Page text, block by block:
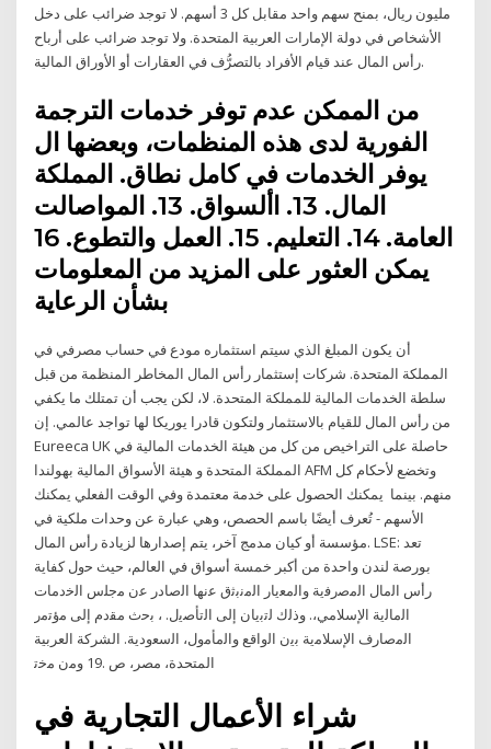
مليون ريال، بمنح سهم واحد مقابل كل 3 أسهم. لا توجد ضرائب على دخل
الأشخاص في دولة الإمارات العربية المتحدة. ولا توجد ضرائب على أرباح
رأس المال عند قيام الأفراد بالتصرُّف في العقارات أو الأوراق المالية.
من الممكن عدم توفر خدمات الترجمة
الفورية لدى هذه المنظمات، وبعضها ال
يوفر الخدمات في كامل نطاق. المملكة
المال. 13. األسواق. 13. المواصالت
العامة. 14. التعليم. 15. العمل والتطوع. 16
يمكن العثور على المزيد من المعلومات
بشأن الرعاية
أن يكون المبلغ الذي سيتم استثماره مودع في حساب مصرفي في
المملكة المتحدة. شركات إستثمار رأس المال المخاطر المنظمة من قبل
سلطة الخدمات المالية للمملكة المتحدة. لا، لكن يجب أن تمتلك ما يكفي
من رأس المال للقيام بالاستثمار ولتكون قادرا يوريكا لها تواجد عالمي. إن
Eureeca UK حاصلة على التراخيص من كل من هيئة الخدمات المالية في
المملكة المتحدة و هيئة الأسواق المالية بهولندا AFM وتخضع لأحكام كل
منهم. بينما يمكنك الحصول على خدمة معتمدة وفي الوقت الفعلي يمكنك
الأسهم - تُعرف أيضًا باسم الحصص، وهي عبارة عن وحدات ملكية في
مؤسسة أو كيان مدمج آخر، يتم إصدارها لزيادة رأس المال. LSE: تعد
بورصة لندن واحدة من أكبر خمسة أسواق في العالم، حيث ﺣوﻝ ﻛﻔﺎﻳﺔ
رأس اﻟﻣﺎﻝ اﻟﻣﺻرﻓﻳﺔ واﻟﻣﻌﻳﺎر اﻟﻣﻧﺑﺛق ﻋﻧﻬﺎ اﻟﺻﺎدر ﻋن ﻣﺟﻠس اﻟﺧدﻣﺎت
اﻟﻣﺎﻟﻳﺔ اﻹﺳﻼﻣﻲ،. وذﻟك ﻟﺗﺑﻳﺎن إﻟﻰ اﻟﺗﺄﺻﻳﻝ. ، ﺑﺣث ﻣﻘدم إﻟﻰ ﻣؤﺗﻣر
اﻟﻣﺻﺎرف اﻹﺳﻼﻣﻳﺔ ﺑﻳن اﻟواﻗﻊ واﻟﻣﺄﻣوﻝ، اﻟﺳﻌودﻳﺔ. الشركة العربية
المتحدة، مصر، ص .19 وﻣن ﻣﺧﺗ
شراء الأعمال التجارية في